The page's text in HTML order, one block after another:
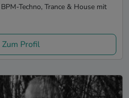
Techno, Trance & House mit
Zum Profil